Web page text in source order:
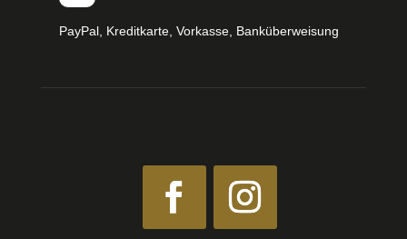
PayPal, Kreditkarte, Vorkasse, Banküberweisung